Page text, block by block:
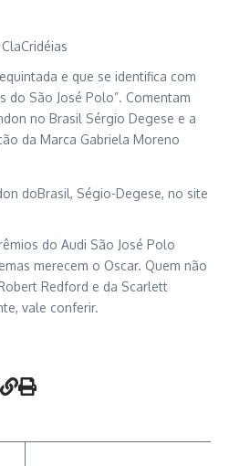
e que se identifica com
São José Polo”. Comentam
no Brasil Sérgio Degese e a
da Marca Gabriela Moreno
do Audi São José Polo
merecem o Oscar. Quem não
Redford e da Scarlett
vale conferir.